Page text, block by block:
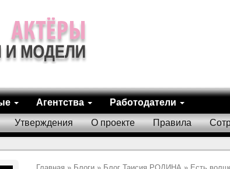
Агентства Работодатели
Утверждения О проекте Правила